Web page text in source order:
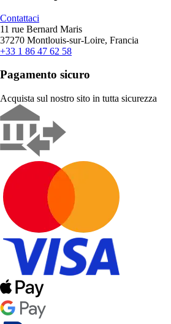
Contattaci
11 rue Bernard Maris
37270 Montlouis-sur-Loire, Francia
+33 1 86 47 62 58
Pagamento sicuro
Acquista sul nostro sito in tutta sicurezza